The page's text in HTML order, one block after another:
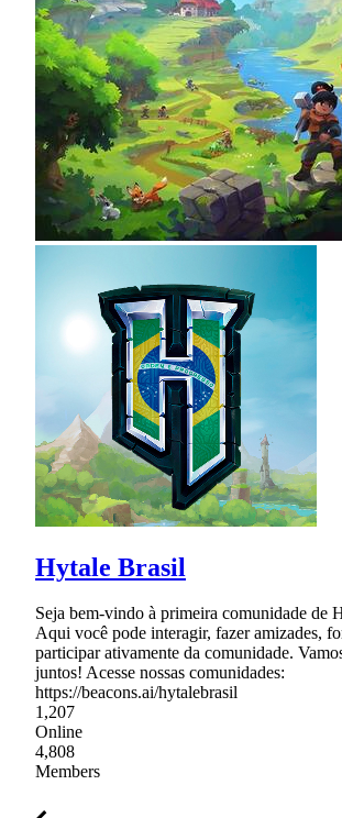
Hytale Brasil
Seja bem-vindo à primeira comunidade de
Aqui você pode interagir, fazer amizades,
participar ativamente da comunidade.
juntos! Acesse nossas comunidades:
https://beacons.ai/hytalebrasil
1,207
Online
4,808
Members